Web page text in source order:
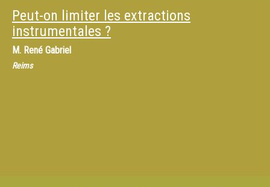
Peut-on limiter les extractions
instrumentales ?
M. René Gabriel
Reims